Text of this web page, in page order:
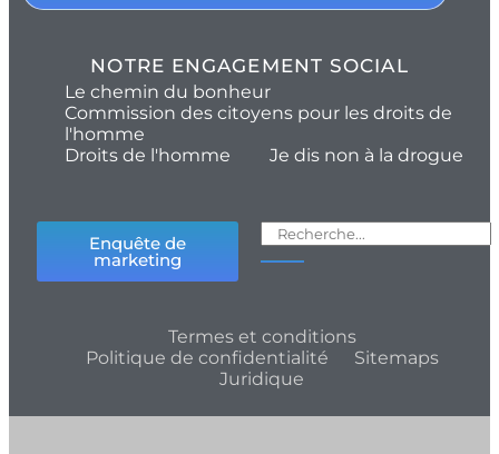
NOTRE ENGAGEMENT SOCIAL
Le chemin du bonheur
Commission des citoyens pour les droits de
l'homme
Droits de l'homme
Je dis non à la drogue
Enquête de
marketing
Termes et conditions
Politique de confidentialité
Sitemaps
Juridique